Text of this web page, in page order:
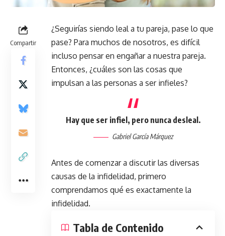
Compartir
¿Seguirías siendo leal a tu pareja, pase lo que
pase? Para muchos de nosotros, es difícil
incluso pensar en engañar a nuestra pareja.
Entonces, ¿cuáles son las cosas que
impulsan a las personas a ser infieles?
Hay que ser infiel, pero nunca desleal.
Gabriel García Márquez
Antes de comenzar a discutir las diversas
causas de la infidelidad, primero
comprendamos qué es exactamente la
infidelidad.
Tabla de Contenido